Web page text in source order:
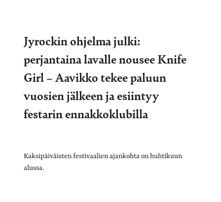
Jyrockin ohjelma julki:
perjantaina lavalle nousee Knife
Girl – Aavikko tekee paluun
vuosien jälkeen ja esiintyy
festarin ennakkoklubilla
Kaksipäiväisten festivaalien ajankohta on huhtikuun
alussa.